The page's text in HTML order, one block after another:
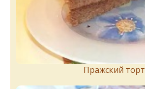
Пражский торт